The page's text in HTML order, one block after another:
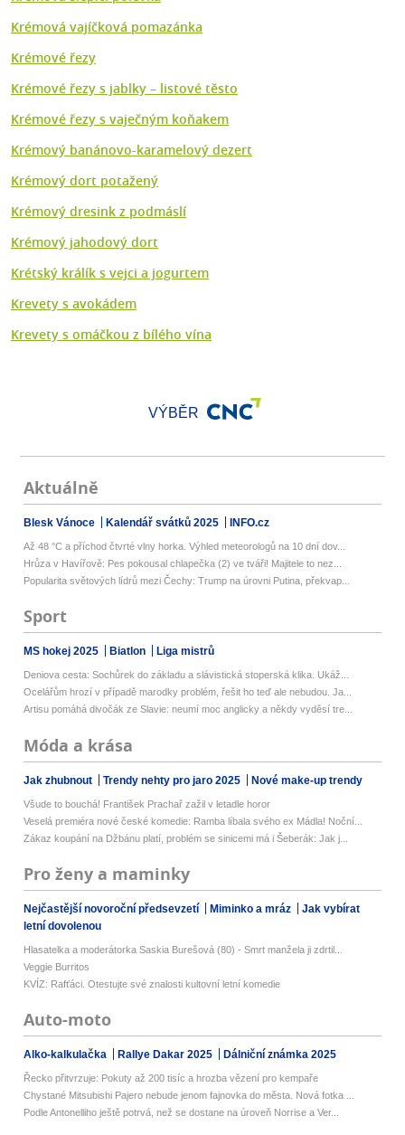
Krémová vajíčková pomazánka
Krémové řezy
Krémové řezy s jablky – listové těsto
Krémové řezy s vaječným koňakem
Krémový banánovo-karamelový dezert
Krémový dort potažený
Krémový dresink z podmáslí
Krémový jahodový dort
Krétský králík s vejci a jogurtem
Krevety s avokádem
Krevety s omáčkou z bílého vína
VÝBĚR
Aktuálně
Blesk Vánoce Kalendář svátků 2025 INFO.cz
Až 48 °C a příchod čtvrté vlny horka. Výhled meteorologů na 10 dní dov...
Hrůza v Havířově: Pes pokousal chlapečka (2) ve tváři! Majitele to nez...
Popularita světových lídrů mezi Čechy: Trump na úrovni Putina, překvap...
Sport
MS hokej 2025 Biatlon Liga mistrů
Deniova cesta: Sochůrek do základu a slávistická stoperská klika. Ukáž...
Ocelářům hrozí v případě marodky problém, řešit ho teď ale nebudou. Ja...
Artisu pomáhá divočák ze Slavie: neumí moc anglicky a někdy vyděsí tre...
Móda a krása
Jak zhubnout Trendy nehty pro jaro 2025 Nové make-up trendy
Všude to bouchá! František Prachař zažil v letadle horor
Veselá premiéra nové české komedie: Ramba líbala svého ex Mádla! Noční...
Zákaz koupání na Džbánu platí, problém se sinicemi má i Šeberák: Jak j...
Pro ženy a maminky
Nejčastější novoroční předsevzetí Miminko a mráz
Jak vybírat
letní dovolenou
Hlasatelka a moderátorka Saskia Burešová (80) - Smrt manžela ji zdrtil...
Veggie Burritos
KVÍZ: Rafťáci. Otestujte své znalosti kultovní letní komedie
Auto-moto
Alko-kalkulačka Rallye Dakar 2025 Dálniční známka 2025
Řecko přitvrzuje: Pokuty až 200 tisíc a hrozba vězení pro kempaře
Chystané Mitsubishi Pajero nebude jenom fajnovka do města. Nová fotka ...
Podle Antonelliho ještě potrvá, než se dostane na úroveň Norrise a Ver...